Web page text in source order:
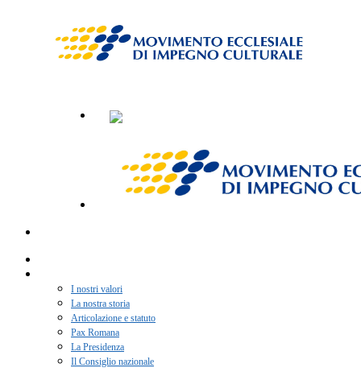
I nostri valori
La nostra storia
Articolazione e statuto
Pax Romana
La Presidenza
Il Consiglio nazionale